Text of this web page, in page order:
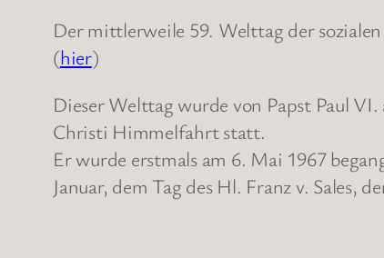
Der mittlerweile 59. Welttag der
(hier)
Dieser Welttag wurde von Papst Paul
Christi Himmelfahrt statt.
Er wurde erstmals am 6. Mai 1967
Januar, dem Tag des Hl. Franz v. Sales,